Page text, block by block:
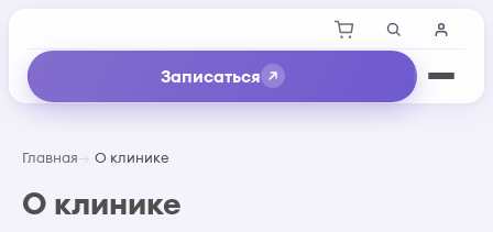
Записаться
Главная О клинике
О клинике